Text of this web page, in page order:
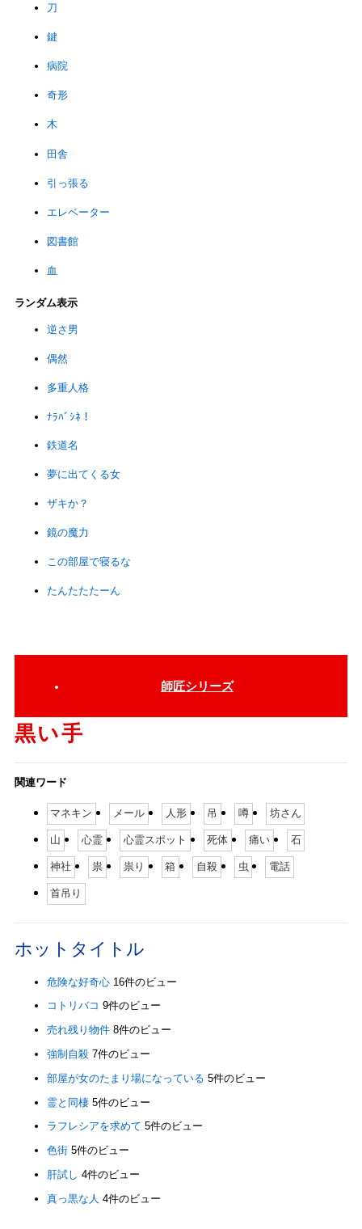
刀
鍵
病院
奇形
木
田舎
引っ張る
エレベーター
図書館
血
ランダム表示
逆さ男
偶然
多重人格
ﾅﾗﾊﾞｼﾈ！
鉄道名
夢に出てくる女
ザキか？
鏡の魔力
この部屋で寝るな
たんたたたーん
師匠シリーズ
黒い手
関連ワード
マネキン メール 人形 吊 噂 坊さん
山 心霊 心霊スポット 死体 痛い 石
神社 祟 祟り 箱 自殺 虫 電話
首吊り
ホットタイトル
危険な好奇心 16件のビュー
コトリバコ 9件のビュー
売れ残り物件 8件のビュー
強制自殺 7件のビュー
部屋が女のたまり場になっている 5件のビュー
霊と同棲 5件のビュー
ラフレシアを求めて 5件のビュー
色街 5件のビュー
肝試し 4件のビュー
真っ黒な人 4件のビュー